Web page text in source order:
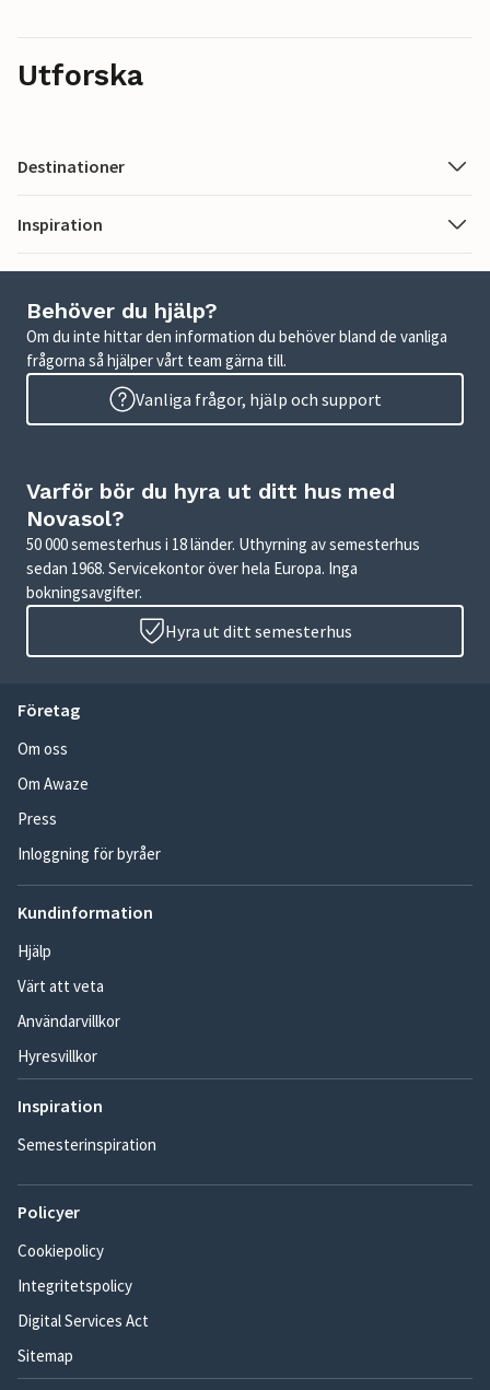
Utforska
Destinationer
Inspiration
Behöver du hjälp?
Om du inte hittar den information du behöver bland de vanliga
frågorna så hjälper vårt team gärna till.
Vanliga frågor, hjälp och support
Varför bör du hyra ut ditt hus med
Novasol?
50 000 semesterhus i 18 länder. Uthyrning av semesterhus
sedan 1968. Servicekontor över hela Europa. Inga
bokningsavgifter.
Hyra ut ditt semesterhus
Företag
Om oss
Om Awaze
Press
Inloggning för byråer
Kundinformation
Hjälp
Värt att veta
Användarvillkor
Hyresvillkor
Inspiration
Semesterinspiration
Policyer
Cookiepolicy
Integritetspolicy
Digital Services Act
Sitemap